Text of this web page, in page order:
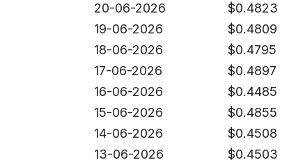
20-06-2026
$0.4823
19-06-2026
$0.4809
18-06-2026
$0.4795
17-06-2026
$0.4897
16-06-2026
$0.4485
15-06-2026
$0.4855
14-06-2026
$0.4508
13-06-2026
$0.4503